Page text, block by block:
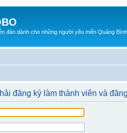
đàn dành cho những người yêu mến Quảng Bình
đăng ký làm thành viên và